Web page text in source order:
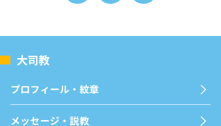
⼤司教
プロフィール・紋章
メッセージ・説教